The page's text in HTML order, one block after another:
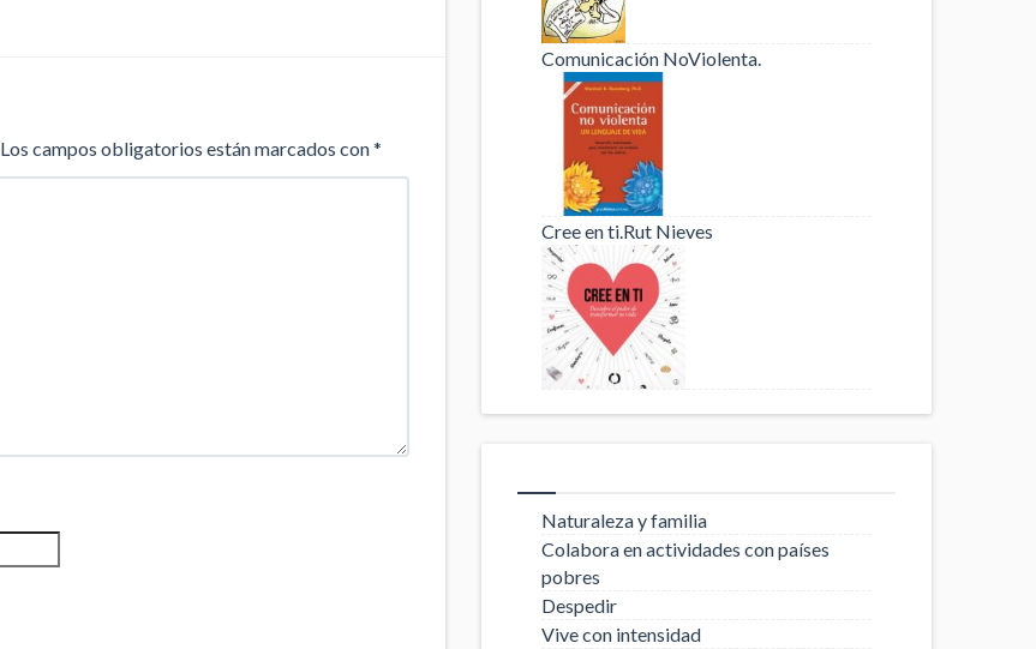
Los campos obligatorios están marcados con*
Comunicación NoViolenta.
Cree en ti.Rut Nieves
Naturaleza y familia
Colabora en actividades con países
pobres
Despedir
Vive con intensidad